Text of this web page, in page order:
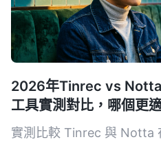
2026年Tinrec vs
工具實測對比，哪個更
實測比較 Tinrec 與 Notta